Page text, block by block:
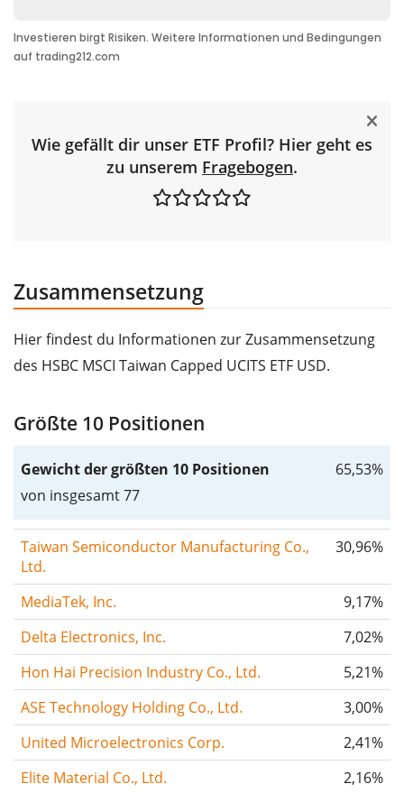
Wie gefällt dir unser ETF Profil? Hier geht es
zu unserem Fragebogen.
Zusammensetzung
Hier findest du Informationen zur Zusammensetzung
des HSBC MSCI Taiwan Capped UCITS ETF USD.
Größte 10 Positionen
Gewicht der größten 10 Positionen
von insgesamt 77
65,53%
Taiwan Semiconductor Manufacturing Co.,
Ltd.
30,96%
MediaTek, Inc.
9,17%
Delta Electronics, Inc.
7,02%
Hon Hai Precision Industry Co., Ltd.
5,21%
ASE Technology Holding Co., Ltd.
3,00%
United Microelectronics Corp.
2,41%
Elite Material Co., Ltd.
2,16%